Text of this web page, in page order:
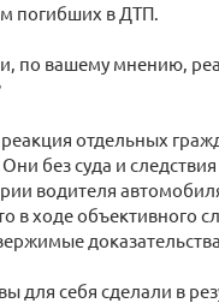
погибших в ДТП.
по вашему мнению,
отдельных
без суда и
водителя
в ходе объективного
для себя сделали в